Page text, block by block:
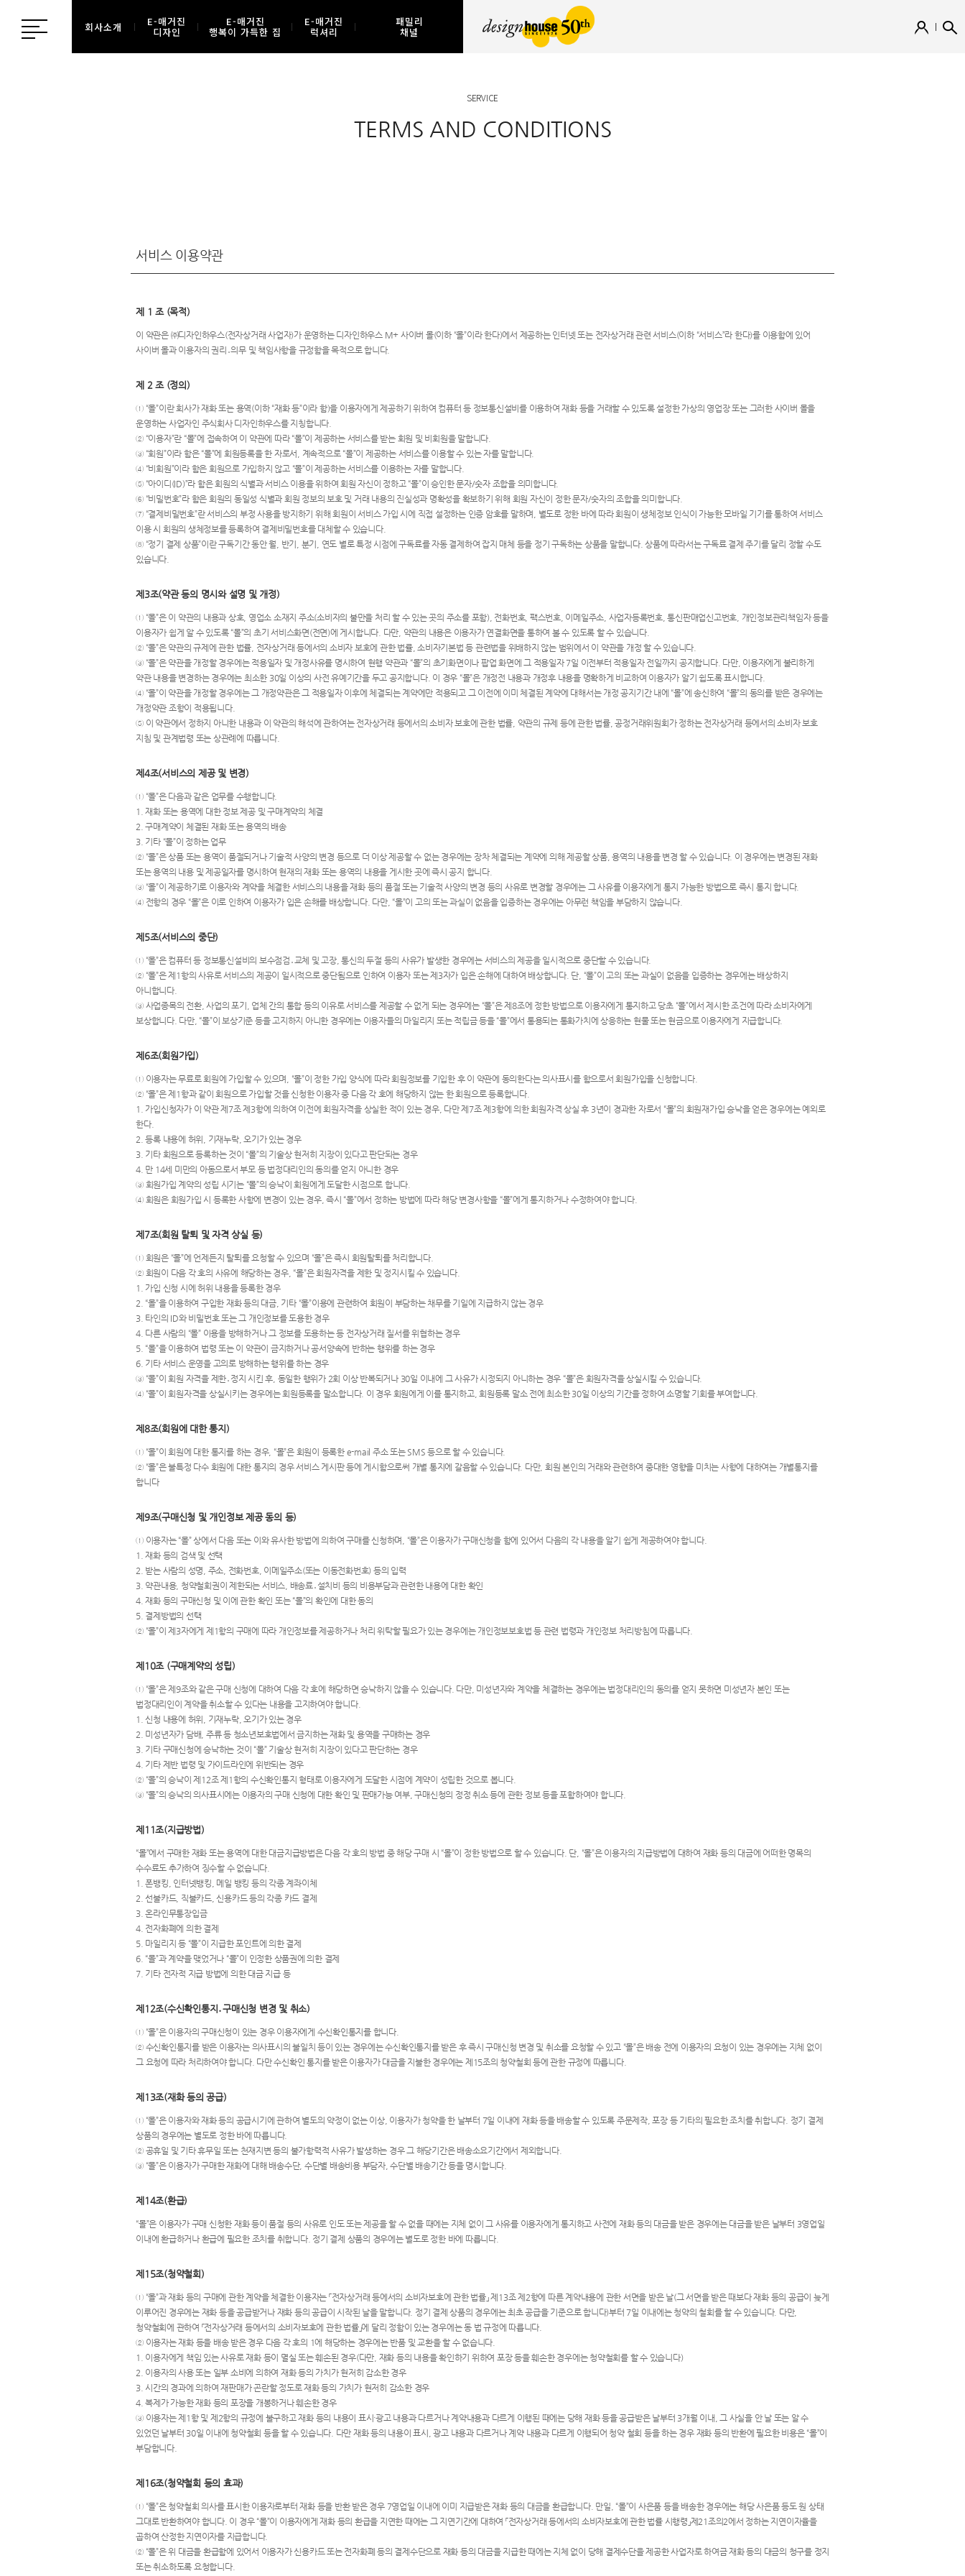
회사소개 E-매거진
디자인
E-매거진
행복이 가득한 집
E-매거진
럭셔리
패밀리
채널
SERVICE
TERMS AND CONDITIONS
서비스 이용약관
제 1 조 (목적)
이 약관은 ㈜디자인하우스(전자상거래 사업자)가 운영하는 디자인하우스 M+ 사이버 몰(이하 “몰”이라 한다)에서 제공하는 인터넷 또는 전자상거래 관련 서비스(이하 “서비스”라 한다)를 이용함에 있어
사이버 몰과 이용자의 권리․의무 및 책임사항을 규정함을 목적으로 합니다.
제 2 조 (정의)
① “몰”이란 회사가 재화 또는 용역(이하 “재화 등”이라 함)을 이용자에게 제공하기 위하여 컴퓨터 등 정보통신설비를 이용하여 재화 등을 거래할 수 있도록 설정한 가상의 영업장 또는 그러한 사이버 몰을
운영하는 사업자인 주식회사 디자인하우스를 지칭합니다.
② “이용자”란 “몰”에 접속하여 이 약관에 따라 “몰”이 제공하는 서비스를 받는 회원 및 비회원을 말합니다.
③ “회원”이라 함은 “몰”에 회원등록을 한 자로서, 계속적으로 “몰”이 제공하는 서비스를 이용할 수 있는 자를 말합니다.
④ “비회원”이라 함은 회원으로 가입하지 않고 “몰”이 제공하는 서비스를 이용하는 자를 말합니다.
⑤ “아이디(ID)”라 함은 회원의 식별과 서비스 이용을 위하여 회원 자신이 정하고 “몰”이 승인한 문자/숫자 조합을 의미합니다.
⑥ “비밀번호”라 함은 회원의 동일성 식별과 회원 정보의 보호 및 거래 내용의 진실성과 명확성을 확보하기 위해 회원 자신이 정한 문자/숫자의 조합을 의미합니다.
⑦ “결제비밀번호”란 서비스의 부정 사용을 방지하기 위해 회원이 서비스 가입 시에 직접 설정하는 인증 암호를 말하며, 별도로 정한 바에 따라 회원이 생체정보 인식이 가능한 모바일 기기를 통하여 서비스
이용 시 회원의 생체정보를 등록하여 결제비밀번호를 대체할 수 있습니다.
⑧ “정기 결제 상품”이란 구독기간 동안 월, 반기, 분기, 연도 별로 특정 시점에 구독료를 자동 결제하여 잡지 매체 등을 정기 구독하는 상품을 말합니다. 상품에 따라서는 구독료 결제 주기를 달리 정할 수도
있습니다.
제3조(약관 등의 명시와 설명 및 개정)
① “몰”은 이 약관의 내용과 상호, 영업소 소재지 주소(소비자의 불만을 처리 할 수 있는 곳의 주소를 포함), 전화번호, 팩스번호, 이메일주소, 사업자등록번호, 통신판매업신고번호, 개인정보관리책임자 등을
이용자가 쉽게 알 수 있도록 “몰”의 초기 서비스화면(전면)에 게시합니다. 다만, 약관의 내용은 이용자가 연결화면을 통하여 볼 수 있도록 할 수 있습니다.
② “몰”은 약관의 규제에 관한 법률, 전자상거래 등에서의 소비자 보호에 관한 법률, 소비자기본법 등 관련법을 위배하지 않는 범위에서 이 약관을 개정 할 수 있습니다.
③ “몰”은 약관을 개정할 경우에는 적용일자 및 개정사유를 명시하여 현행 약관과 “몰”의 초기화면이나 팝업 화면에 그 적용일자 7일 이전부터 적용일자 전일까지 공지합니다. 다만, 이용자에게 불리하게
약관 내용을 변경하는 경우에는 최소한 30일 이상의 사전 유예기간을 두고 공지합니다. 이 경우 “몰”은 개정전 내용과 개정후 내용을 명확하게 비교하여 이용자가 알기 쉽도록 표시합니다.
④ “몰”이 약관을 개정할 경우에는 그 개정약관은 그 적용일자 이후에 체결되는 계약에만 적용되고 그 이전에 이미 체결된 계약에 대해서는 개정 공지기간 내에 “몰”에 송신하여 “몰”의 동의를 받은 경우에는
개정약관 조항이 적용됩니다.
⑤ 이 약관에서 정하지 아니한 내용과 이 약관의 해석에 관하여는 전자상거래 등에서의 소비자 보호에 관한 법률, 약관의 규제 등에 관한 법률, 공정거래위원회가 정하는 전자상거래 등에서의 소비자 보호
지침 및 관계법령 또는 상관례에 따릅니다.
제4조(서비스의 제공 및 변경)
① “몰”은 다음과 같은 업무를 수행합니다.
1. 재화 또는 용역에 대한 정보 제공 및 구매계약의 체결
2. 구매계약이 체결된 재화 또는 용역의 배송
3. 기타 “몰”이 정하는 업무
② “몰”은 상품 또는 용역이 품절되거나 기술적 사양의 변경 등으로 더 이상 제공할 수 없는 경우에는 장차 체결되는 계약에 의해 제공할 상품, 용역의 내용을 변경 할 수 있습니다. 이 경우에는 변경된 재화
또는 용역의 내용 및 제공일자를 명시하여 현재의 재화 또는 용역의 내용을 게시한 곳에 즉시 공지 합니다.
③ “몰”이 제공하기로 이용자와 계약을 체결한 서비스의 내용을 재화 등의 품절 또는 기술적 사양의 변경 등의 사유로 변경할 경우에는 그 사유를 이용자에게 통지 가능한 방법으로 즉시 통지 합니다.
④ 전항의 경우 “몰”은 이로 인하여 이용자가 입은 손해를 배상합니다. 다만, “몰”이 고의 또는 과실이 없음을 입증하는 경우에는 아무런 책임을 부담하지 않습니다.
제5조(서비스의 중단)
① “몰”은 컴퓨터 등 정보통신설비의 보수점검․교체 및 고장, 통신의 두절 등의 사유가 발생한 경우에는 서비스의 제공을 일시적으로 중단할 수 있습니다.
② “몰”은 제1항의 사유로 서비스의 제공이 일시적으로 중단됨으로 인하여 이용자 또는 제3자가 입은 손해에 대하여 배상합니다. 단, “몰”이 고의 또는 과실이 없음을 입증하는 경우에는 배상하지
아니합니다.
③ 사업종목의 전환, 사업의 포기, 업체 간의 통합 등의 이유로 서비스를 제공할 수 없게 되는 경우에는 “몰”은 제8조에 정한 방법으로 이용자에게 통지하고 당초 “몰”에서 제시한 조건에 따라 소비자에게
보상합니다. 다만, “몰”이 보상기준 등을 고지하지 아니한 경우에는 이용자들의 마일리지 또는 적립금 등을 “몰”에서 통용되는 통화가치에 상응하는 현물 또는 현금으로 이용자에게 지급합니다.
제6조(회원가입)
① 이용자는 무료로 회원에 가입할 수 있으며, “몰”이 정한 가입 양식에 따라 회원정보를 기입한 후 이 약관에 동의한다는 의사표시를 함으로서 회원가입을 신청합니다.
② “몰”은 제1항과 같이 회원으로 가입할 것을 신청한 이용자 중 다음 각 호에 해당하지 않는 한 회원으로 등록합니다.
1. 가입신청자가 이 약관 제7조 제3항에 의하여 이전에 회원자격을 상실한 적이 있는 경우, 다만 제7조 제3항에 의한 회원자격 상실 후 3년이 경과한 자로서 “몰”의 회원재가입 승낙을 얻은 경우에는 예외로
한다.
2. 등록 내용에 허위, 기재누락, 오기가 있는 경우
3. 기타 회원으로 등록하는 것이 “몰”의 기술상 현저히 지장이 있다고 판단되는 경우
4. 만 14세 미만의 아동으로서 부모 등 법정대리인의 동의를 얻지 아니한 경우
③ 회원가입 계약의 성립 시기는 “몰”의 승낙이 회원에게 도달한 시점으로 합니다.
④ 회원은 회원가입 시 등록한 사항에 변경이 있는 경우, 즉시 “몰”에서 정하는 방법에 따라 해당 변경사항을 “몰”에게 통지하거나 수정하여야 합니다.
제7조(회원 탈퇴 및 자격 상실 등)
① 회원은 “몰”에 언제든지 탈퇴를 요청할 수 있으며 “몰”은 즉시 회원탈퇴를 처리합니다.
② 회원이 다음 각 호의 사유에 해당하는 경우, “몰”은 회원자격을 제한 및 정지시킬 수 있습니다.
1. 가입 신청 시에 허위 내용을 등록한 경우
2. “몰”을 이용하여 구입한 재화 등의 대금, 기타 “몰”이용에 관련하여 회원이 부담하는 채무를 기일에 지급하지 않는 경우
3. 타인의 ID와 비밀번호 또는 그 개인정보를 도용한 경우
4. 다른 사람의 “몰” 이용을 방해하거나 그 정보를 도용하는 등 전자상거래 질서를 위협하는 경우
5. “몰”을 이용하여 법령 또는 이 약관이 금지하거나 공서양속에 반하는 행위를 하는 경우
6. 기타 서비스 운영을 고의로 방해하는 행위를 하는 경우
③ “몰”이 회원 자격을 제한․정지 시킨 후, 동일한 행위가 2회 이상 반복되거나 30일 이내에 그 사유가 시정되지 아니하는 경우 “몰”은 회원자격을 상실시킬 수 있습니다.
④ “몰”이 회원자격을 상실시키는 경우에는 회원등록을 말소합니다. 이 경우 회원에게 이를 통지하고, 회원등록 말소 전에 최소한 30일 이상의 기간을 정하여 소명할 기회를 부여합니다.
제8조(회원에 대한 통지)
① “몰”이 회원에 대한 통지를 하는 경우, “몰”은 회원이 등록한 e-mail 주소 또는 SMS 등으로 할 수 있습니다.
② “몰”은 불특정 다수 회원에 대한 통지의 경우 서비스 게시판 등에 게시함으로써 개별 통지에 갈음할 수 있습니다. 다만, 회원 본인의 거래와 관련하여 중대한 영향을 미치는 사항에 대하여는 개별통지를
합니다
제9조(구매신청 및 개인정보 제공 동의 등)
① 이용자는 “몰” 상에서 다음 또는 이와 유사한 방법에 의하여 구매를 신청하며, “몰”은 이용자가 구매신청을 함에 있어서 다음의 각 내용을 알기 쉽게 제공하여야 합니다.
1. 재화 등의 검색 및 선택
2. 받는 사람의 성명, 주소, 전화번호, 이메일주소(또는 이동전화번호) 등의 입력
3. 약관내용, 청약철회권이 제한되는 서비스, 배송료․설치비 등의 비용부담과 관련한 내용에 대한 확인
4. 재화 등의 구매신청 및 이에 관한 확인 또는 “몰”의 확인에 대한 동의
5. 결제방법의 선택
② “몰”이 제3자에게 제1항의 구매에 따라 개인정보를 제공하거나 처리 위탁할 필요가 있는 경우에는 개인정보보호법 등 관련 법령과 개인정보 처리방침에 따릅니다.
제10조 (구매계약의 성립)
① “몰”은 제9조와 같은 구매 신청에 대하여 다음 각 호에 해당하면 승낙하지 않을 수 있습니다. 다만, 미성년자와 계약을 체결하는 경우에는 법정대리인의 동의를 얻지 못하면 미성년자 본인 또는
법정대리인이 계약을 취소할 수 있다는 내용을 고지하여야 합니다.
1. 신청 내용에 허위, 기재누락, 오기가 있는 경우
2. 미성년자가 담배, 주류 등 청소년보호법에서 금지하는 재화 및 용역을 구매하는 경우
3. 기타 구매신청에 승낙하는 것이 “몰” 기술상 현저히 지장이 있다고 판단하는 경우
4. 기타 제반 법령 및 가이드라인에 위반되는 경우
② “몰”의 승낙이 제12조 제1항의 수신확인통지 형태로 이용자에게 도달한 시점에 계약이 성립한 것으로 봅니다.
③ “몰”의 승낙의 의사표시에는 이용자의 구매 신청에 대한 확인 및 판매가능 여부, 구매신청의 정정 취소 등에 관한 정보 등을 포함하여야 합니다.
제11조(지급방법)
“몰”에서 구매한 재화 또는 용역에 대한 대금지급방법은 다음 각 호의 방법 중 해당 구매 시 “몰”이 정한 방법으로 할 수 있습니다. 단, “몰”은 이용자의 지급방법에 대하여 재화 등의 대금에 어떠한 명목의
수수료도 추가하여 징수할 수 없습니다.
1. 폰뱅킹, 인터넷뱅킹, 메일 뱅킹 등의 각종 계좌이체
2. 선불카드, 직불카드, 신용카드 등의 각종 카드 결제
3. 온라인무통장입금
4. 전자화폐에 의한 결제
5. 마일리지 등 “몰”이 지급한 포인트에 의한 결제
6. “몰”과 계약을 맺었거나 “몰”이 인정한 상품권에 의한 결제
7. 기타 전자적 지급 방법에 의한 대금 지급 등
제12조(수신확인통지․구매신청 변경 및 취소)
① “몰”은 이용자의 구매신청이 있는 경우 이용자에게 수신확인통지를 합니다.
② 수신확인통지를 받은 이용자는 의사표시의 불일치 등이 있는 경우에는 수신확인통지를 받은 후 즉시 구매신청 변경 및 취소를 요청할 수 있고 “몰”은 배송 전에 이용자의 요청이 있는 경우에는 지체 없이
그 요청에 따라 처리하여야 합니다. 다만 수신확인 통지를 받은 이용자가 대금을 지불한 경우에는 제15조의 청약철회 등에 관한 규정에 따릅니다.
제13조(재화 등의 공급)
① “몰”은 이용자와 재화 등의 공급시기에 관하여 별도의 약정이 없는 이상, 이용자가 청약을 한 날부터 7일 이내에 재화 등을 배송할 수 있도록 주문제작, 포장 등 기타의 필요한 조치를 취합니다. 정기 결제
상품의 경우에는 별도로 정한 바에 따릅니다.
② 공휴일 및 기타 휴무일 또는 천재지변 등의 불가항력적 사유가 발생하는 경우 그 해당기간은 배송소요기간에서 제외합니다.
③ “몰”은 이용자가 구매한 재화에 대해 배송수단, 수단별 배송비용 부담자, 수단별 배송기간 등을 명시합니다.
제14조(환급)
“몰”은 이용자가 구매 신청한 재화 등이 품절 등의 사유로 인도 또는 제공을 할 수 없을 때에는 지체 없이 그 사유를 이용자에게 통지하고 사전에 재화 등의 대금을 받은 경우에는 대금을 받은 날부터 3영업일
이내에 환급하거나 환급에 필요한 조치를 취합니다. 정기 결제 상품의 경우에는 별도로 정한 바에 따릅니다.
제15조(청약철회)
① “몰”과 재화 등의 구매에 관한 계약을 체결한 이용자는 「전자상거래 등에서의 소비자보호에 관한 법률」 제13조 제2항에 따른 계약내용에 관한 서면을 받은 날(그 서면을 받은 때보다 재화 등의 공급이 늦게
이루어진 경우에는 재화 등을 공급받거나 재화 등의 공급이 시작된 날을 말합니다. 정기 결제 상품의 경우에는 최초 공급을 기준으로 합니다)부터 7일 이내에는 청약의 철회를 할 수 있습니다. 다만,
청약철회에 관하여 「전자상거래 등에서의 소비자보호에 관한 법률」에 달리 정함이 있는 경우에는 동 법 규정에 따릅니다.
② 이용자는 재화 등을 배송 받은 경우 다음 각 호의 1에 해당하는 경우에는 반품 및 교환을 할 수 없습니다.
1. 이용자에게 책임 있는 사유로 재화 등이 멸실 또는 훼손된 경우(다만, 재화 등의 내용을 확인하기 위하여 포장 등을 훼손한 경우에는 청약철회를 할 수 있습니다)
2. 이용자의 사용 또는 일부 소비에 의하여 재화 등의 가치가 현저히 감소한 경우
3. 시간의 경과에 의하여 재판매가 곤란할 정도로 재화 등의 가치가 현저히 감소한 경우
4. 복제가 가능한 재화 등의 포장을 개봉하거나 훼손한 경우
③ 이용자는 제1항 및 제2항의 규정에 불구하고 재화 등의 내용이 표시·광고 내용과 다르거나 계약내용과 다르게 이행된 때에는 당해 재화 등을 공급받은 날부터 3개월 이내, 그 사실을 안 날 또는 알 수
있었던 날부터 30일 이내에 청약철회 등을 할 수 있습니다. 다만 재화 등의 내용이 표시, 광고 내용과 다르거나 계약 내용과 다르게 이행되어 청약 철회 등을 하는 경우 재화 등의 반환에 필요한 비용은 “몰”이
부담합니다.
제16조(청약철회 등의 효과)
① “몰”은 청약철회 의사를 표시한 이용자로부터 재화 등을 반환 받은 경우 7영업일 이내에 이미 지급받은 재화 등의 대금을 환급합니다. 만일, “몰”이 사은품 등을 배송한 경우에는 해당 사은품 등도 원 상태
그대로 반환하여야 합니다. 이 경우 “몰”이 이용자에게 재화 등의 환급을 지연한 때에는 그 지연기간에 대하여 「전자상거래 등에서의 소비자보호에 관한 법률 시행령」제21조의2에서 정하는 지연이자율을
곱하여 산정한 지연이자를 지급합니다.
② “몰”은 위 대금을 환급함에 있어서 이용자가 신용카드 또는 전자화폐 등의 결제수단으로 재화 등의 대금을 지급한 때에는 지체 없이 당해 결제수단을 제공한 사업자로 하여금 재화 등의 대금의 청구를 정지
또는 취소하도록 요청합니다.